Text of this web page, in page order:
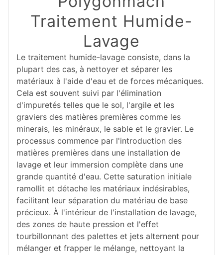
Traitement Humide-
Lavage
Le traitement humide-lavage consiste, dans la
plupart des cas, à nettoyer et séparer les
matériaux à l'aide d'eau et de forces mécaniques.
Cela est souvent suivi par l'élimination
d'impuretés telles que le sol, l'argile et les
graviers des matières premières comme les
minerais, les minéraux, le sable et le gravier. Le
processus commence par l'introduction des
matières premières dans une installation de
lavage et leur immersion complète dans une
grande quantité d'eau. Cette saturation initiale
ramollit et détache les matériaux indésirables,
facilitant leur séparation du matériau de base
précieux. À l'intérieur de l'installation de lavage,
des zones de haute pression et l'effet
tourbillonnant des palettes et jets alternent pour
mélanger et frapper le mélange, nettoyant la